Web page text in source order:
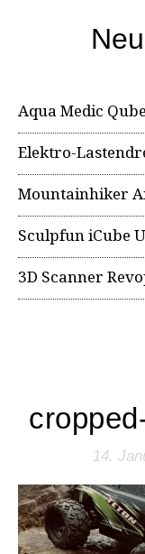
Aqua Medic
Elektro-
Mountainhiker
Sculpfun iCube
3D Scanner
14.